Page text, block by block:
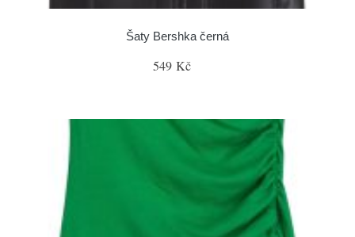
Šaty Bershka černá
549 Kč